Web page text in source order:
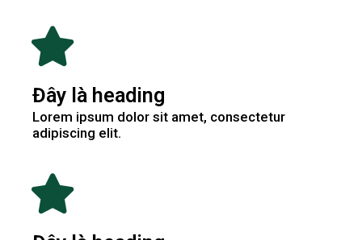
Đây là heading
Lorem ipsum dolor sit amet, consectetur
adipiscing elit.